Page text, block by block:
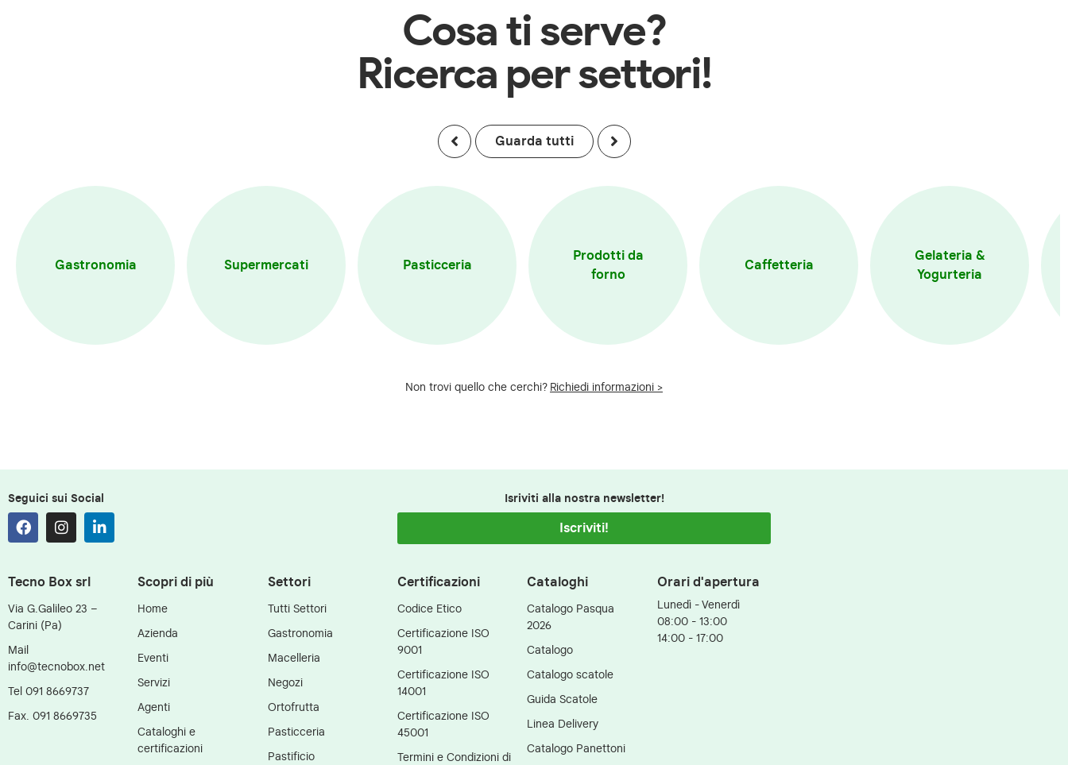
Cosa ti serve?
Ricerca per settori!
Guarda tutti
Gastronomia Supermercati Pasticceria
Prodotti da
forno
Caffetteria
Gelateria &
Yogurteria
Non trovi quello che cerchi? Richiedi informazioni >
Seguici sui Social Isriviti alla nostra newsletter!
Iscriviti!
Tecno Box srl
Via G.Galileo 23 –
Carini (Pa)
Mail
info@tecnobox.net
Tel 091 8669737
Fax. 091 8669735
Scopri di più
Home
Azienda
Eventi
Servizi
Agenti
Cataloghi e
certificazioni
Settori
Tutti Settori
Gastronomia
Macelleria
Negozi
Ortofrutta
Pasticceria
Pastificio
Certificazioni
Codice Etico
Certificazione ISO
9001
Certificazione ISO
14001
Certificazione ISO
45001
Termini e Condizioni di
Cataloghi
Catalogo Pasqua
2026
Catalogo
Catalogo scatole
Guida Scatole
Linea Delivery
Catalogo Panettoni
Orari d'apertura
Lunedì - Venerdì
08:00 - 13:00
14:00 - 17:00